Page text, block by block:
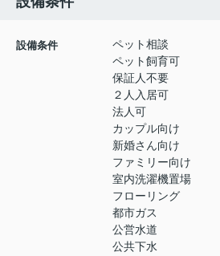
設備条件
ペット相談
ペット飼育可
保証人不要
２人入居可
法人可
カップル向け
新婚さん向け
ファミリー向け
室内洗濯機置場
フローリング
都市ガス
公営水道
公共下水